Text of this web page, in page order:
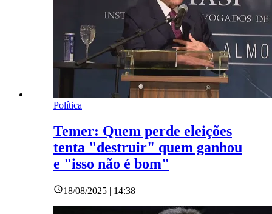
Política
Temer: Quem perde eleições
tenta "destruir" quem ganhou
e "isso não é bom"
18/08/2025 | 14:38